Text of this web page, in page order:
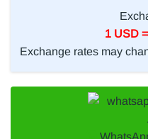
1 USD
Exchange rates may